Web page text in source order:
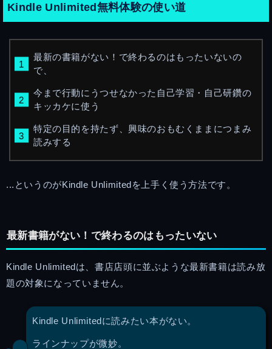
Kindle Unlimited無料体験の使い道
最新の書籍がない！で終わるのはもったいないの
で、
今まで行動にうつせなかった自己学習・自己研鑽の
キッカケに使う
特定の目的を持たず、興味のおもむくままにつまみ
読みする
...というのがKindle Unlimitedを上手く使う方法です。
最新書籍がない！で終わるのはもったいない
Kindle Unlimitedは、書店店頭に並ぶような最新書籍は読み放
題の対象になっていません。
Kindle Unlimitedに読みたい本がない。
ラインナップが微妙。